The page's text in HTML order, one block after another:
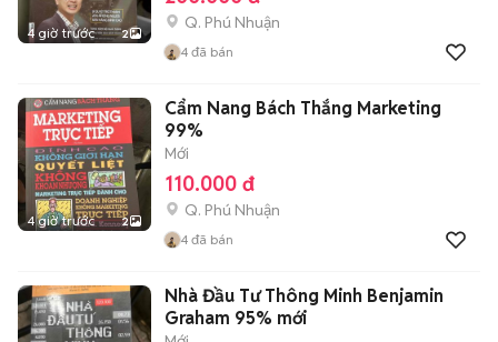
4 giờ trước 2
Q. Phú Nhuận
4 đã bán
4 giờ trước 2
Cẩm Nang Bách Thắng Marketing
99%
Mới
110.000 đ
Q. Phú Nhuận
4 đã bán
Nhà Đầu Tư Thông Minh Benjamin
Graham 95% mới